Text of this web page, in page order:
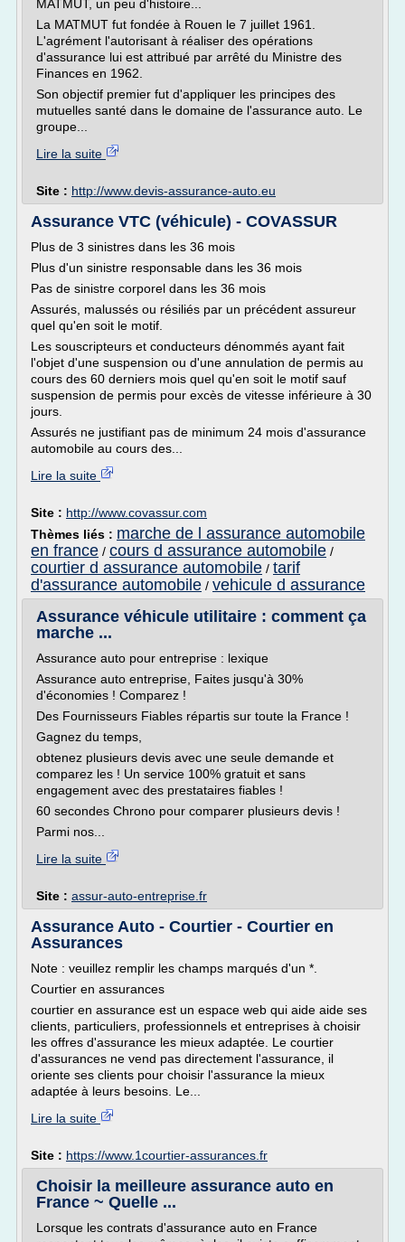
MATMUT, un peu d'histoire...
La MATMUT fut fondée à Rouen le 7 juillet 1961.
L'agrément l'autorisant à réaliser des opérations
d'assurance lui est attribué par arrêté du Ministre des
Finances en 1962.
Son objectif premier fut d'appliquer les principes des
mutuelles santé dans le domaine de l'assurance auto. Le
groupe...
Lire la suite
Site : http://www.devis-assurance-auto.eu
Assurance VTC (véhicule) - COVASSUR
Plus de 3 sinistres dans les 36 mois
Plus d'un sinistre responsable dans les 36 mois
Pas de sinistre corporel dans les 36 mois
Assurés, malussés ou résiliés par un précédent assureur
quel qu'en soit le motif.
Les souscripteurs et conducteurs dénommés ayant fait
l'objet d'une suspension ou d'une annulation de permis au
cours des 60 derniers mois quel qu'en soit le motif sauf
suspension de permis pour excès de vitesse inférieure à 30
jours.
Assurés ne justifiant pas de minimum 24 mois d'assurance
automobile au cours des...
Lire la suite
Site : http://www.covassur.com
Thèmes liés : marche de l assurance automobile
en france / cours d assurance automobile /
courtier d assurance automobile / tarif
d'assurance automobile / vehicule d assurance
Assurance véhicule utilitaire : comment ça
marche ...
Assurance auto pour entreprise : lexique
Assurance auto entreprise, Faites jusqu'à 30%
d'économies ! Comparez !
Des Fournisseurs Fiables répartis sur toute la France !
Gagnez du temps,
obtenez plusieurs devis avec une seule demande et
comparez les ! Un service 100% gratuit et sans
engagement avec des prestataires fiables !
60 secondes Chrono pour comparer plusieurs devis !
Parmi nos...
Lire la suite
Site : assur-auto-entreprise.fr
Assurance Auto - Courtier - Courtier en
Assurances
Note : veuillez remplir les champs marqués d'un *.
Courtier en assurances
courtier en assurance est un espace web qui aide aide ses
clients, particuliers, professionnels et entreprises à choisir
les offres d'assurance les mieux adaptée. Le courtier
d'assurances ne vend pas directement l'assurance, il
oriente ses clients pour choisir l'assurance la mieux
adaptée à leurs besoins. Le...
Lire la suite
Site : https://www.1courtier-assurances.fr
Choisir la meilleure assurance auto en
France ~ Quelle ...
Lorsque les contrats d'assurance auto en France